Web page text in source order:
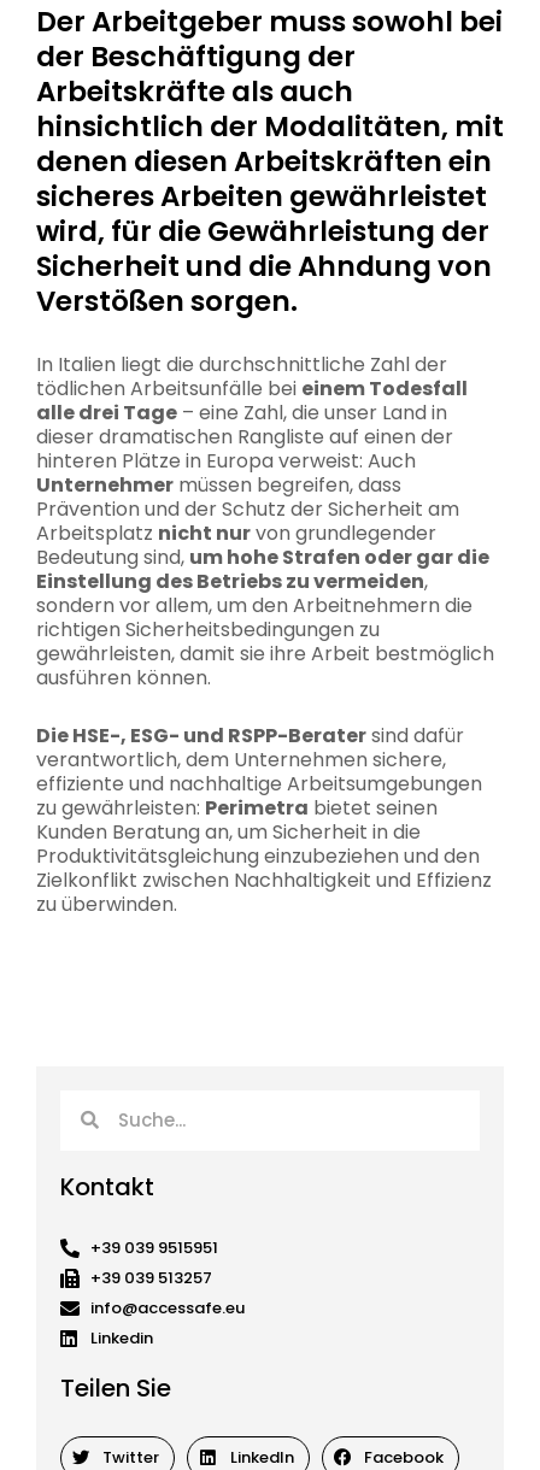
Der Arbeitgeber muss sowohl bei
der Beschäftigung der
Arbeitskräfte als auch
hinsichtlich der Modalitäten, mit
denen diesen Arbeitskräften ein
sicheres Arbeiten gewährleistet
wird, für die Gewährleistung der
Sicherheit und die Ahndung von
Verstößen sorgen.
In Italien liegt die durchschnittliche Zahl der
tödlichen Arbeitsunfälle bei einem Todesfall
alle drei Tage – eine Zahl, die unser Land in
dieser dramatischen Rangliste auf einen der
hinteren Plätze in Europa verweist: Auch
Unternehmer müssen begreifen, dass
Prävention und der Schutz der Sicherheit am
Arbeitsplatz nicht nurvon grundlegender
Bedeutung sind, um hohe Strafen oder gar die
Einstellung des Betriebs zu vermeiden,
sondern vor allem, um den Arbeitnehmern die
richtigen Sicherheitsbedingungen zu
gewährleisten, damit sie ihre Arbeit bestmöglich
ausführen können.
Die HSE-, ESG- und RSPP-Beratersind dafür
verantwortlich, dem Unternehmen sichere,
effiziente und nachhaltige Arbeitsumgebungen
zu gewährleisten: Perimetra bietet seinen
Kunden Beratung an, um Sicherheit in die
Produktivitätsgleichung einzubeziehen und den
Zielkonflikt zwischen Nachhaltigkeit und Effizienz
zu überwinden.
Kontakt
+39 039 9515951
+39 039 513257
info@accessafe.eu
Linkedin
Teilen Sie
Twitter LinkedIn Facebook